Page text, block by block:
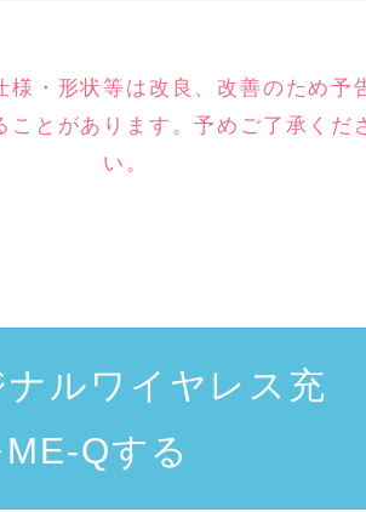
様・形状等は改良、改善のため予
ことがあります。予めご了承くだ
い。
ナルワイヤレス充
Qする